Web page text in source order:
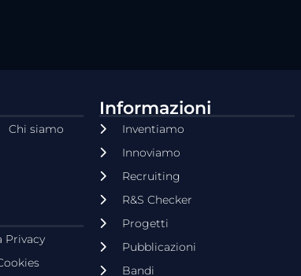
Chi siamo
Privacy
Informazioni
Inventiamo
Innoviamo
Recruiting
R&S Checker
Progetti
Pubblicazioni
Bandi